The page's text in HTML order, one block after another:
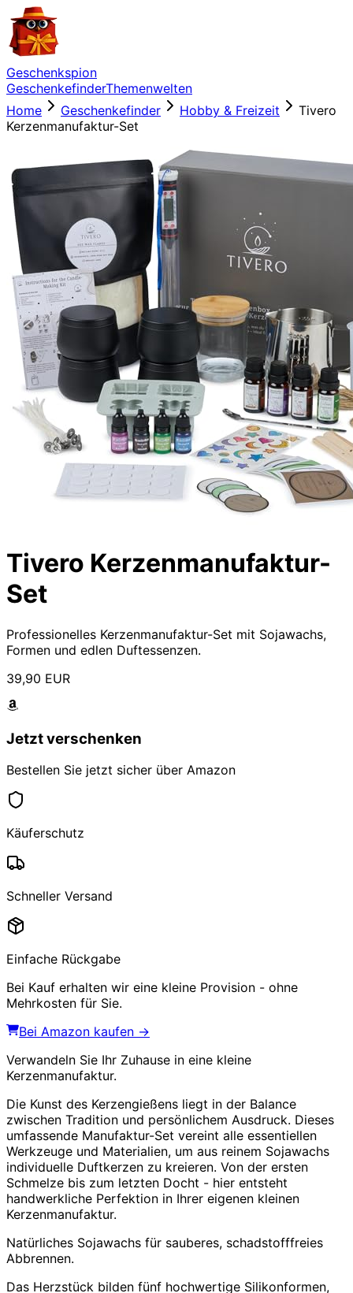
Geschenkspion
GeschenkefinderThemenwelten
Home
Geschenkefinder Hobby & Freizeit
Tivero
Kerzenmanufaktur-Set
Tivero Kerzenmanufaktur-
Set
Professionelles Kerzenmanufaktur-Set mit Sojawachs,
Formen und edlen Duftessenzen.
39,90 EUR
Jetzt verschenken
Bestellen Sie jetzt sicher über Amazon
Käuferschutz
Schneller Versand
Einfache Rückgabe
Bei Kauf erhalten wir eine kleine Provision - ohne
Mehrkosten für Sie.
Bei Amazon kaufen →
Verwandeln Sie Ihr Zuhause in eine kleine
Kerzenmanufaktur.
Die Kunst des Kerzengießens liegt in der Balance
zwischen Tradition und persönlichem Ausdruck. Dieses
umfassende Manufaktur-Set vereint alle essentiellen
Werkzeuge und Materialien, um aus reinem Sojawachs
individuelle Duftkerzen zu kreieren. Von der ersten
Schmelze bis zum letzten Docht - hier entsteht
handwerkliche Perfektion in Ihrer eigenen kleinen
Kerzenmanufaktur.
Natürliches Sojawachs für sauberes, schadstofffreies
Abbrennen.
Das Herzstück bilden fünf hochwertige Silikonformen,